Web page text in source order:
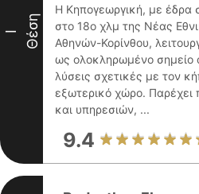
I Θέση
Η Κηπογεωργική, με έδρα
στο 18ο χλμ της Νέας
Αθηνών-Κορίνθου,
ως ολοκληρωμένο σημείο
λύσεις σχετικές με τον
εξωτερικό χώρο. Παρέχει
και υπηρεσιών, ...
9.4